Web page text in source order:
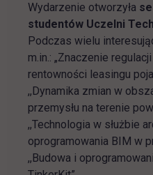
Wydarzenie otworzyła
studentów Uczelni
Podczas wielu
m.in.: „Znaczenie
rentowności leasingu
,,Dynamika zmian w
przemysłu na terenie
,,Technologia w służbie
oprogramowania BIM w
,,Budowa i